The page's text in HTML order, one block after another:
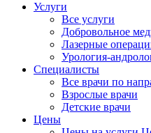
Услуги
Все услуги
Добровольное
Лазерные
Урология-
Специалисты
Все врачи по
Взрослые врачи
Детские врачи
Цены